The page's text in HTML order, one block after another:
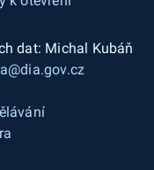
dat: Michal Kubáň